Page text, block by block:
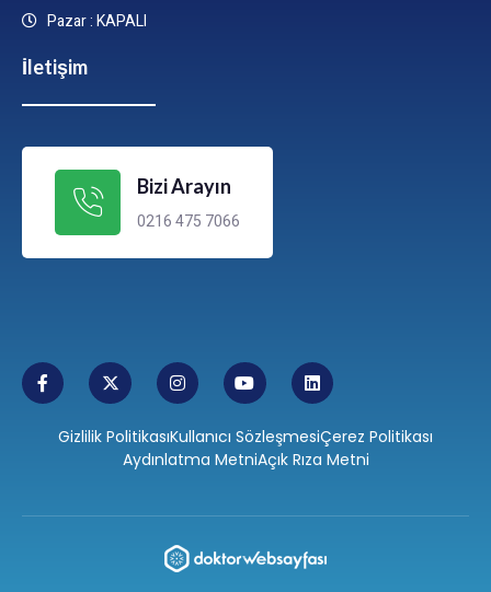
Pazar : KAPALI
İletişim
Bizi Arayın
0216 475 7066
Gizlilik PolitikasıKullanıcı SözleşmesiÇerez Politikası
Aydınlatma MetniAçık Rıza Metni